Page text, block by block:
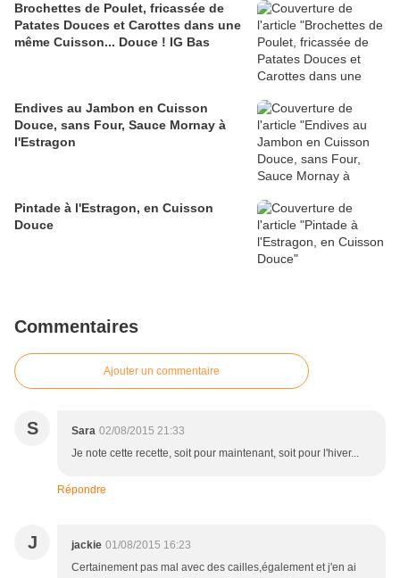
Brochettes de Poulet, fricassée de
Patates Douces et Carottes dans une
même Cuisson... Douce ! IG Bas
Endives au Jambon en Cuisson
Douce, sans Four, Sauce Mornay à
l'Estragon
Pintade à l'Estragon, en Cuisson
Douce
Commentaires
Ajouter un commentaire
S Sara 02/08/2015 21:33
Je note cette recette, soit pour maintenant, soit pour l'hiver...
Répondre
J jackie 01/08/2015 16:23
Certainement pas mal avec des cailles,également et j'en ai